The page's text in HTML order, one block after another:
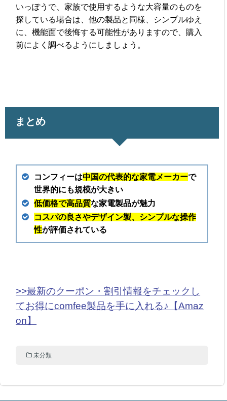
いっぽうで、家族で使用するような大容量のものを
探している場合は、他の製品と同様、シンプルゆえ
に、機能面で後悔する可能性がありますので、購入
前によく調べるようにしましょう。
まとめ
コンフィーは中国の代表的な家電メーカーで
世界的にも規模が大きい
低価格で高品質な家電製品が魅力
コスパの良さやデザイン製、シンプルな操作
性が評価されている
>>最新のクーポン・割引情報をチェックし
てお得にcomfee製品を手に入れる♪【Amaz
on】
未分類